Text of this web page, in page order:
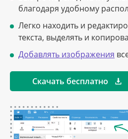
благодаря удобному
Легко находить и
текста, выделять и
Добавлять изображения
Скачать бесплатно